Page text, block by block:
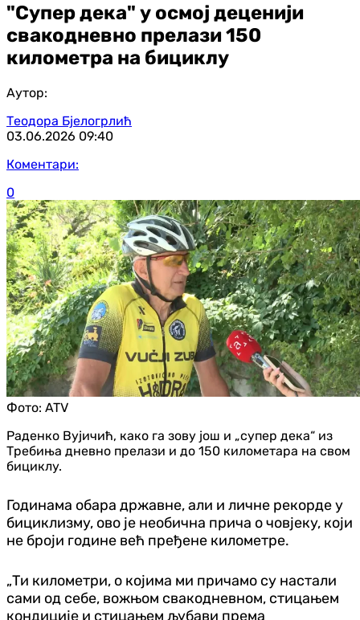
"Супер дека" у осмој деценији
свакодневно прелази 150
километра на бициклу
Аутор:
Теодора Бјелогрлић
03.06.2026 09:40
Коментари:
0
Фото: ATV
Раденко Вујичић, како га зову још и „супер дека“ из
Требиња дневно прелази и до 150 километара на свом
бициклу.
Годинама обара државне, али и личне рекорде у
бициклизму, ово је необична прича о човјеку, који
не броји године већ пређене километре.
„Ти километри, о којима ми причамо су настали
сами од себе, вожњом свакодневном, стицањем
кондиције и стицањем љубави према